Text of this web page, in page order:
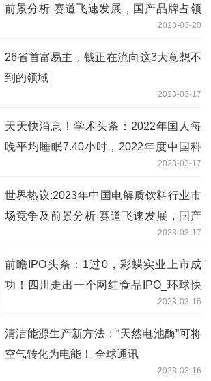
前景分析 赛道飞速发展，国产品牌占领
2023-03-20
26省首富易主，钱正在流向这3大意想不
到的领域
2023-03-17
天天快消息！学术头条：2022年国人每
晚平均睡眠7.40小时，2022年度中国科
2023-03-17
世界热议:2023年中国电解质饮料行业市
场竞争及前景分析 赛道飞速发展，国产
2023-03-17
前瞻IPO头条：1过0，彩蝶实业上市成
功！四川走出一个网红食品IPO_环球快
2023-03-16
清洁能源生产新方法：“天然电池酶”可将
空气转化为电能！ 全球通讯
2023-03-16